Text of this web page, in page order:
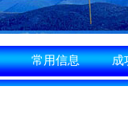
常用信息 成